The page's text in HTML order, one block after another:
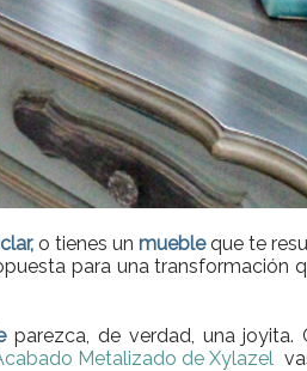
o tienes un muebleque te
para una transformación
parezca, de verdad, una joyita.
Metalizado de Xylazel